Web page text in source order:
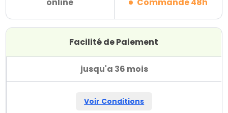
Facilité de Paiement
jusqu'a 36 mois
Voir Conditions